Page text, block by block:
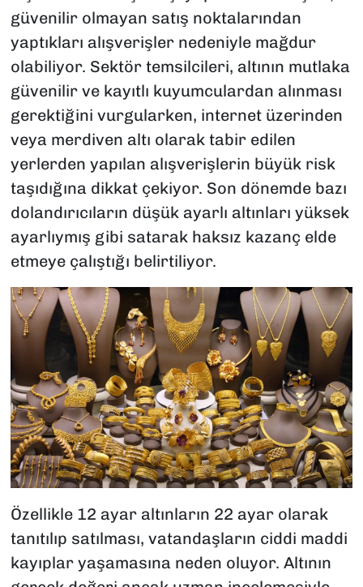
güvenilir olmayan satış noktalarından
yaptıkları alışverişler nedeniyle mağdur
olabiliyor. Sektör temsilcileri, altının mutlaka
güvenilir ve kayıtlı kuyumculardan alınması
gerektiğini vurgularken, internet üzerinden
veya merdiven altı olarak tabir edilen
yerlerden yapılan alışverişlerin büyük risk
taşıdığına dikkat çekiyor. Son dönemde bazı
dolandırıcıların düşük ayarlı altınları yüksek
ayarlıymış gibi satarak haksız kazanç elde
etmeye çalıştığı belirtiliyor.
Özellikle 12 ayar altınların 22 ayar olarak
tanıtılıp satılması, vatandaşların ciddi maddi
kayıplar yaşamasına neden oluyor. Altının